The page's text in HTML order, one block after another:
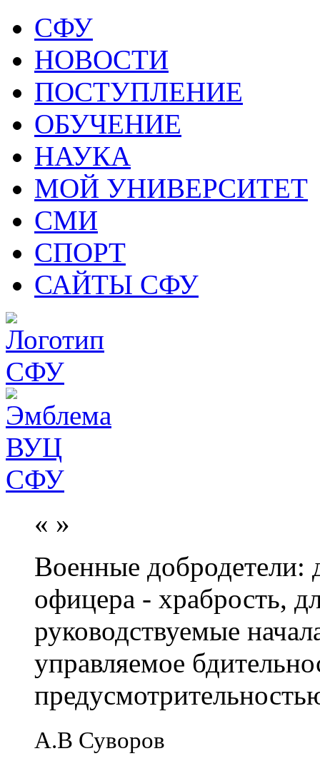
СФУ
НОВОСТИ
ПОСТУПЛЕНИЕ
ОБУЧЕНИЕ
НАУКА
МОЙ УНИВЕРСИТЕТ
СМИ
СПОРТ
САЙТЫ СФУ
« »
Военные добродетели:
офицера - храбрость,
руководствуемые
управляемое
А.В Суворов